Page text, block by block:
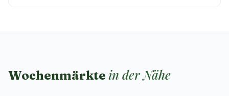
Wochenmärkte in der Nähe